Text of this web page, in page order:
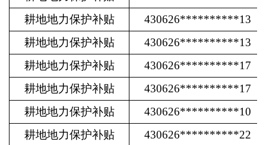
耕地地力保护补贴
430626**********13
耕地地力保护补贴
430626**********13
耕地地力保护补贴
430626**********17
耕地地力保护补贴
430626**********17
耕地地力保护补贴
430626**********10
耕地地力保护补贴
430626**********22